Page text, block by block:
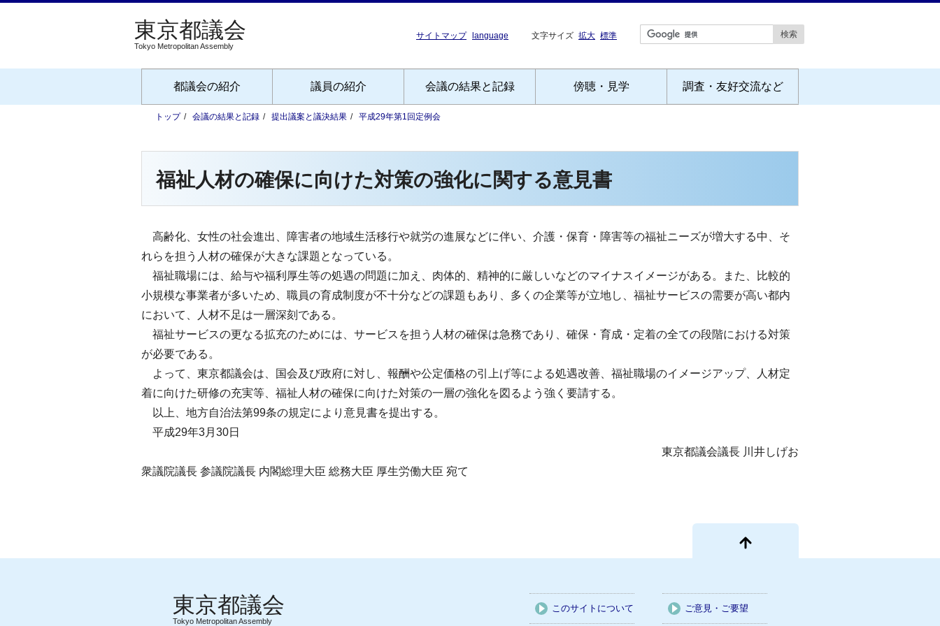
Tokyo Metropolitan Assembly
サイトマップ language 文字サイズ 拡大 標準
都議会の紹介 議員の紹介 会議の結果と記録 傍聴・見学 調査・友好交流など
トップ 会議の結果と記録 提出議案と議決結果 平成29年第1回定例会
福祉人材の確保に向けた対策の強化に関する意見書
高齢化、女性の社会進出、障害者の地域生活移行や就労の進展などに伴い、介護・保育・障害等の福祉ニーズが増大する中、そ
れらを担う人材の確保が大きな課題となっている。
福祉職場には、給与や福利厚生等の処遇の問題に加え、肉体的、精神的に厳しいなどのマイナスイメージがある。また、比較的
小規模な事業者が多いため、職員の育成制度が不十分などの課題もあり、多くの企業等が立地し、福祉サービスの需要が高い都内
において、人材不足は一層深刻である。
福祉サービスの更なる拡充のためには、サービスを担う人材の確保は急務であり、確保・育成・定着の全ての段階における対策
が必要である。
よって、東京都議会は、国会及び政府に対し、報酬や公定価格の引上げ等による処遇改善、福祉職場のイメージアップ、人材定
着に向けた研修の充実等、福祉人材の確保に向けた対策の一層の強化を図るよう強く要請する。
以上、地方自治法第99条の規定により意見書を提出する。
平成29年3月30日
東京都議会議長 川井しげお
衆議院議長 参議院議長 内閣総理大臣 総務大臣 厚生労働大臣 宛て
このサイトについて ご意見・ご要望
Tokyo Metropolitan Assembly